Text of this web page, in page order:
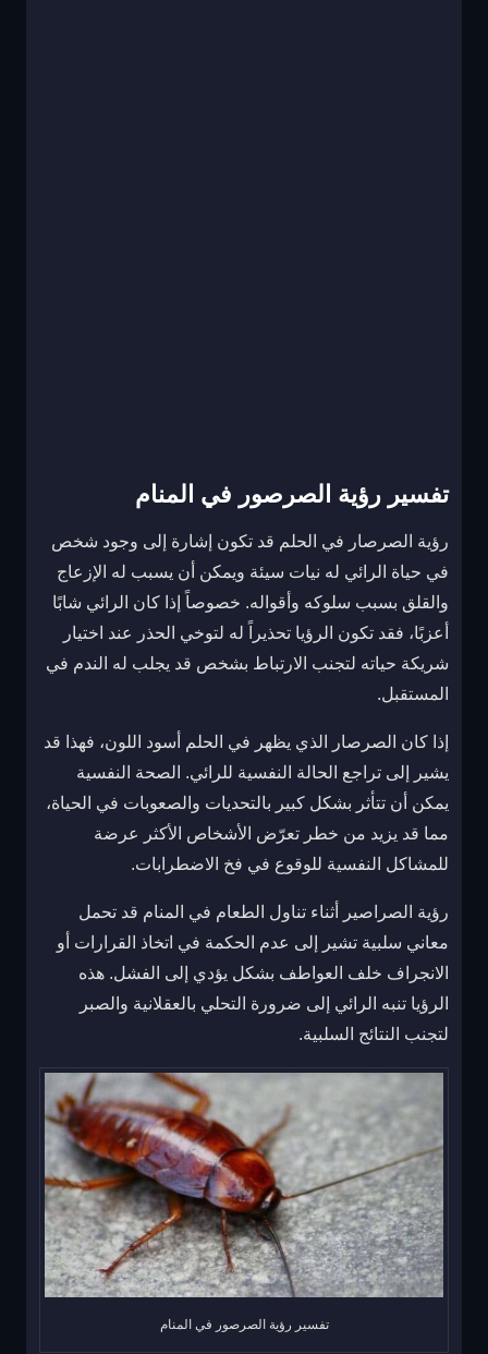
تفسير رؤية الصرصور في المنام
رؤية الصرصار في الحلم قد تكون إشارة إلى وجود شخص
في حياة الرائي له نيات سيئة ويمكن أن يسبب له الإزعاج
والقلق بسبب سلوكه وأقواله. خصوصاً إذا كان الرائي شابًا
أعزبًا، فقد تكون الرؤيا تحذيراً له لتوخي الحذر عند اختيار
شريكة حياته لتجنب الارتباط بشخص قد يجلب له الندم في
المستقبل.
إذا كان الصرصار الذي يظهر في الحلم أسود اللون، فهذا قد
يشير إلى تراجع الحالة النفسية للرائي. الصحة النفسية
يمكن أن تتأثر بشكل كبير بالتحديات والصعوبات في الحياة،
مما قد يزيد من خطر تعرّض الأشخاص الأكثر عرضة
للمشاكل النفسية للوقوع في فخ الاضطرابات.
رؤية الصراصير أثناء تناول الطعام في المنام قد تحمل
معاني سلبية تشير إلى عدم الحكمة في اتخاذ القرارات أو
الانجراف خلف العواطف بشكل يؤدي إلى الفشل. هذه
الرؤيا تنبه الرائي إلى ضرورة التحلي بالعقلانية والصبر
لتجنب النتائج السلبية.
تفسير رؤية الصرصور في المنام